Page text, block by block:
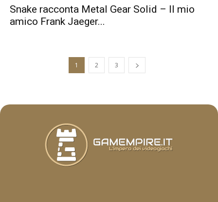
Snake racconta Metal Gear Solid – Il mio
amico Frank Jaeger...
1 2 3